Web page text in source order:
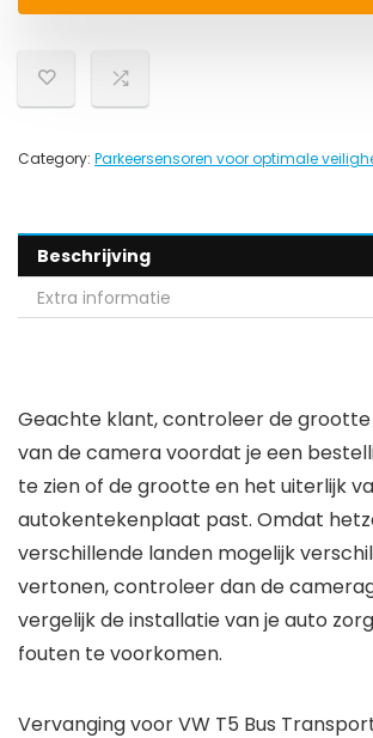
Category: Parkeersensoren voor optimale
Beschrijving
Extra informatie
Geachte klant, controleer de
van de camera voordat je een
te zien of de grootte en het uiterlijk
autokentekenplaat past. Omdat
verschillende landen mogelijk
vertonen, controleer dan de
vergelijk de installatie van je auto
fouten te voorkomen.
Vervanging voor VW T5 Bus